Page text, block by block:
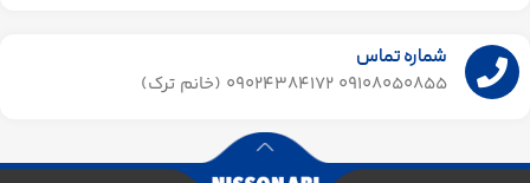
شماره تماس
09108050855 09024384172 (خانم ترک)